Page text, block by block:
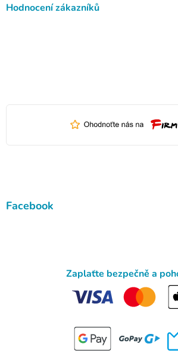
Hodnocení zákazníků
Facebook
Zaplaťte bezpečně a